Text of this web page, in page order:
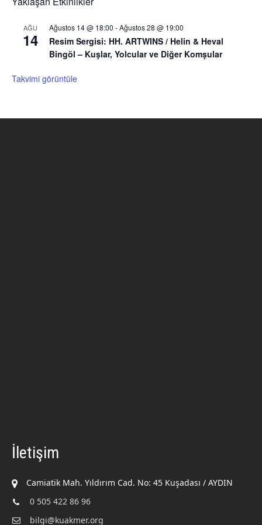
AĞU
14
Ağustos 14 @ 18:00 -Ağustos 28 @ 19:00
Resim Sergisi: HH. ARTWINS / Helin & Heval
Bingöl – Kuşlar, Yolcular ve Diğer Komşular
Takvimi görüntüle
İletişim
Camiatik Mah. Yıldırım Cad. No: 45 Kuşadası / AYDIN
0 505 422 86 96
bilgi@kuakmer.org